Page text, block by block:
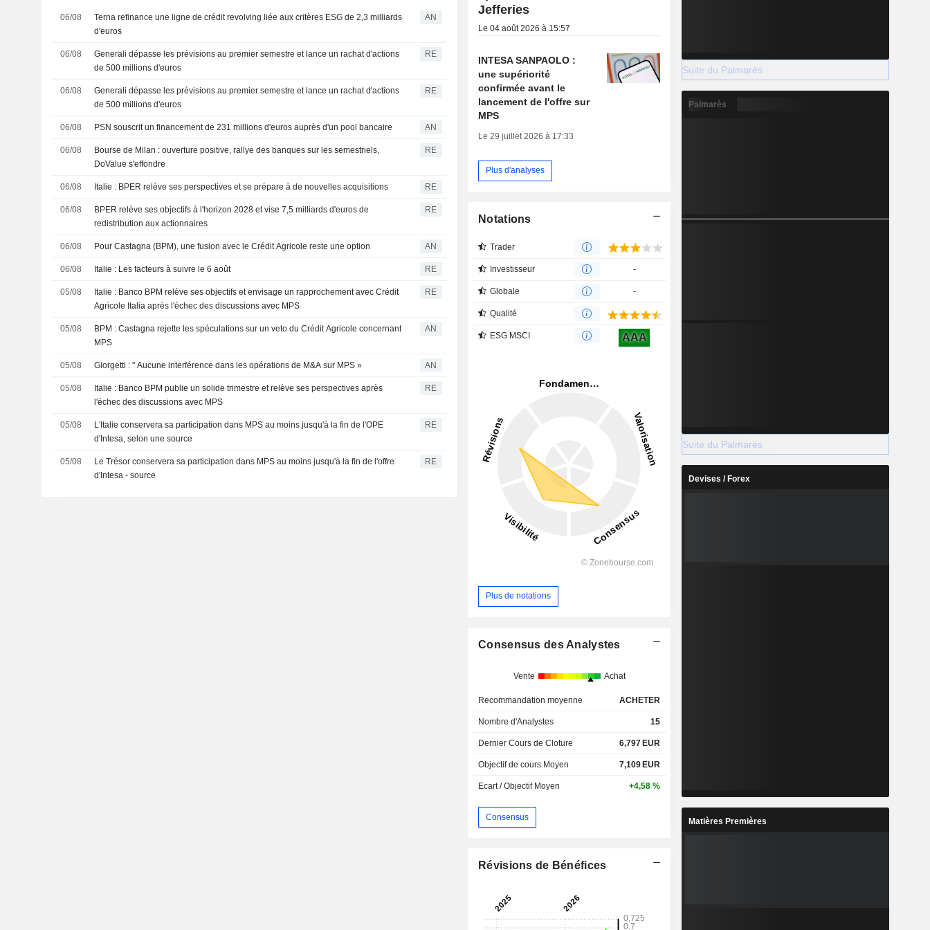
06/08
Terna refinance une ligne de crédit revolving liée aux critères ESG de 2,3 milliards
d'euros
AN
06/08
Generali dépasse les prévisions au premier semestre et lance un rachat d'actions
de 500 millions d'euros
RE
06/08
Generali dépasse les prévisions au premier semestre et lance un rachat d'actions
de 500 millions d'euros
RE
06/08 PSN souscrit un financement de 231 millions d'euros auprès d'un pool bancaire AN
06/08
Bourse de Milan : ouverture positive, rallye des banques sur les semestriels,
DoValue s'effondre
RE
06/08 Italie : BPER relève ses perspectives et se prépare à de nouvelles acquisitions RE
06/08
BPER relève ses objectifs à l'horizon 2028 et vise 7,5 milliards d'euros de
redistribution aux actionnaires
RE
06/08 Pour Castagna (BPM), une fusion avec le Crédit Agricole reste une option AN
06/08 Italie : Les facteurs à suivre le 6 août RE
05/08
Italie : Banco BPM relève ses objectifs et envisage un rapprochement avec Crédit
Agricole Italia après l'échec des discussions avec MPS
RE
05/08
BPM : Castagna rejette les spéculations sur un veto du Crédit Agricole concernant
MPS
AN
05/08 Giorgetti : " Aucune interférence dans les opérations de M&A sur MPS » AN
05/08
Italie : Banco BPM publie un solide trimestre et relève ses perspectives après
l'échec des discussions avec MPS
RE
05/08
L'Italie conservera sa participation dans MPS au moins jusqu'à la fin de l'OPE
d'Intesa, selon une source
RE
05/08
Le Trésor conservera sa participation dans MPS au moins jusqu'à la fin de l'offre
d'Intesa - source
RE
Jefferies
Le 04 août 2026 à 15:57
INTESA SANPAOLO :
une supériorité
confirmée avant le
lancement de l'offre sur
MPS
Le 29 juillet 2026 à 17:33
Plus d'analyses
Notations
Trader
Investisseur -
Globale -
Qualité
ESG MSCI AAA
Plus de notations
Consensus des Analystes
Vente Achat
Recommandation moyenne ACHETER
Nombre d'Analystes 15
Dernier Cours de Cloture 6,797 EUR
Objectif de cours Moyen 7,109 EUR
Ecart / Objectif Moyen +4,58 %
Consensus
Révisions de Bénéfices
Suite du Palmarès
Palmarès
Suite du Palmarès
Devises / Forex
Matières Premières